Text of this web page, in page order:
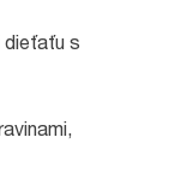
dieťaťu s